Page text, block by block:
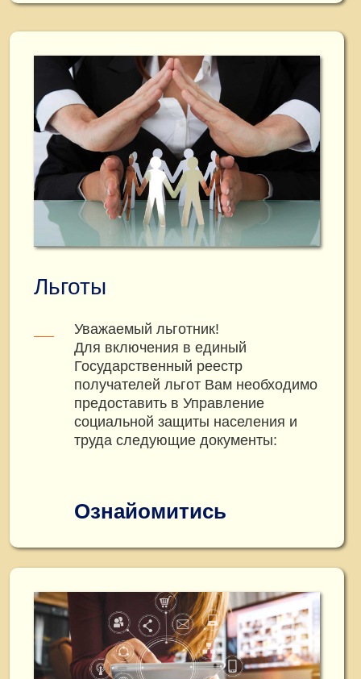
Льготы
Уважаемый льготник!
Для включения в единый
Государственный реестр
получателей льгот Вам необходимо
предоставить в Управление
социальной защиты населения и
труда следующие документы:
Ознайомитись